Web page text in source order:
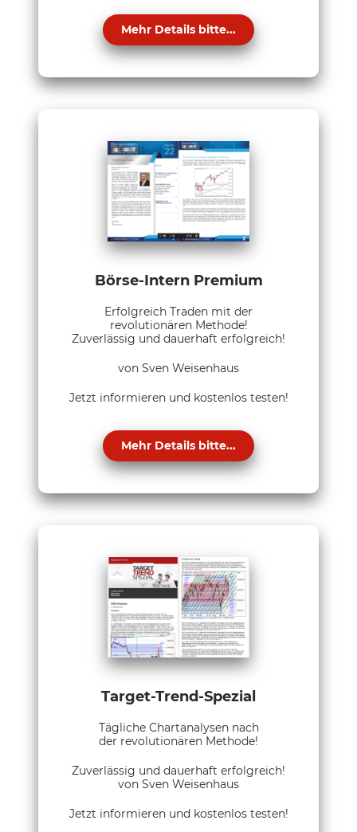
Mehr Details bitte...
Börse-Intern Premium
Erfolgreich Traden mit der
revolutionären Methode!
Zuverlässig und dauerhaft erfolgreich!
von Sven Weisenhaus
Jetzt informieren und kostenlos testen!
Mehr Details bitte...
Target-Trend-Spezial
Tägliche Chartanalysen nach
der revolutionären Methode!
Zuverlässig und dauerhaft erfolgreich!
von Sven Weisenhaus
Jetzt informieren und kostenlos testen!